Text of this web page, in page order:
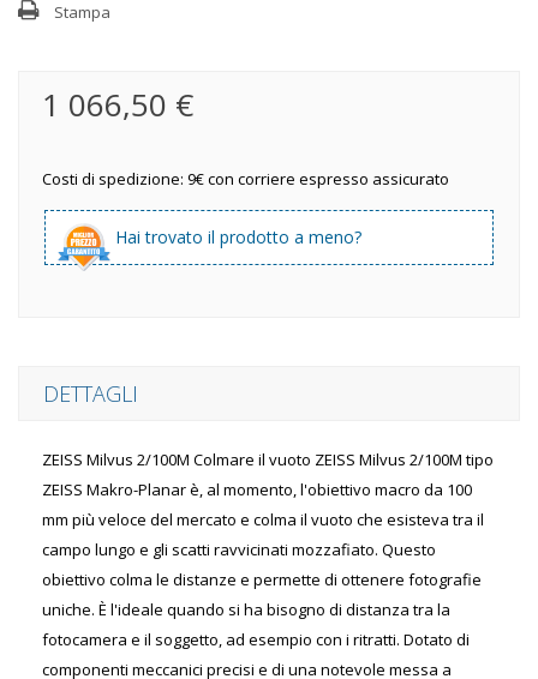
Stampa
1 066,50 €
Costi di spedizione: 9€ con corriere espresso assicurato
Hai trovato il prodotto a meno?
DETTAGLI
ZEISS Milvus 2/100M Colmare il vuoto ZEISS Milvus 2/100M tipo
ZEISS Makro-Planar è, al momento, l'obiettivo macro da 100
mm più veloce del mercato e colma il vuoto che esisteva tra il
campo lungo e gli scatti ravvicinati mozzafiato. Questo
obiettivo colma le distanze e permette di ottenere fotografie
uniche. È l'ideale quando si ha bisogno di distanza tra la
fotocamera e il soggetto, ad esempio con i ritratti. Dotato di
componenti meccanici precisi e di una notevole messa a